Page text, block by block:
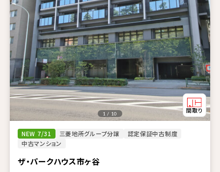
NEW 7/31 三菱地所グループ分譲
認定保証中古制度
中古マンション
ザ・パークハウス市ヶ谷
1 / 10